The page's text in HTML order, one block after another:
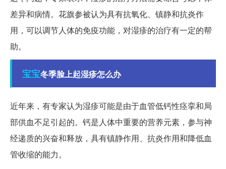
差异和病情。花旗参被认为具有抗氧化、镇静和抗炎作
用，可以调节人体的免疫功能，对湿疹的治疗有一定的帮
助。
宝宝冬季脸上起湿疹怎么办
近年来，有专家认为湿疹可能是由于血管低钙性痉挛和局
部供血不足引起的。钙是人体中重要的营养元素，参与神
经递质的兴奋和释放，具有镇静作用、抗炎作用和降低血
管收缩的能力。